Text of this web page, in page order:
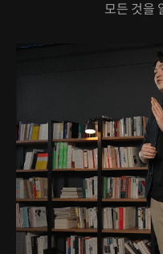
모든 것을